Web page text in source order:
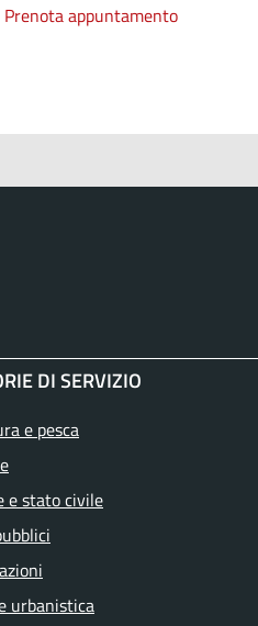
Prenota appuntamento
DI SERVIZIO
e pesca
e stato civile
urbanistica